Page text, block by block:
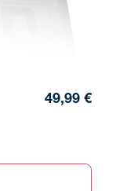
49,99 €